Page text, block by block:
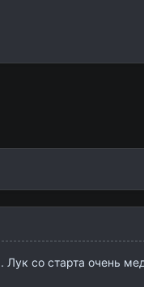
со старта очень